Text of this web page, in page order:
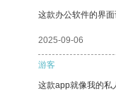
这款办公软件的界
2025-09-06
游客
这款app就像我的私